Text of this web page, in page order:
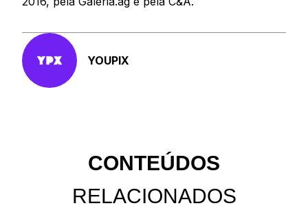
YOUPIX
CONTEÚDOS
RELACIONADOS